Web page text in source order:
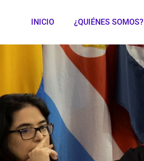
INICIO ¿QUIÉNES SOMOS?